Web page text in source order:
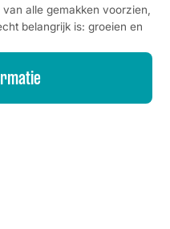
alle gemakken voorzien,
belangrijk is: groeien en